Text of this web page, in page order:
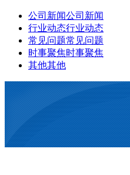
公司新闻公司新闻
行业动态行业动态
常见问题常见问题
时事聚焦时事聚焦
其他其他